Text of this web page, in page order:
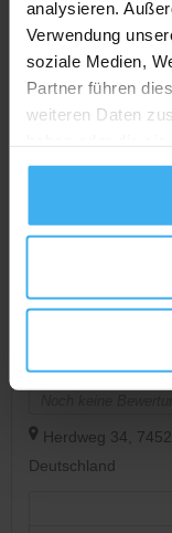
analysieren.
Verwendung
soziale Medien,
Partner führen
weiteren Daten
gesammelt haben.
CONTAINERDIENST
Schrott-Zilli
Herdweg 34,
Deutschland